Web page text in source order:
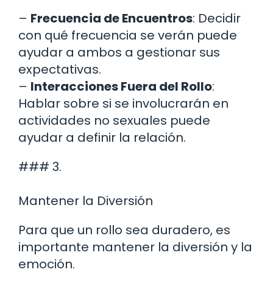
– Frecuencia de Encuentros: Decidir
con qué frecuencia se verán puede
ayudar a ambos a gestionar sus
expectativas.
– Interacciones Fuera del Rollo:
Hablar sobre si se involucrarán en
actividades no sexuales puede
ayudar a definir la relación.
### 3.
Mantener la Diversión
Para que un rollo sea duradero, es
importante mantener la diversión y la
emoción.